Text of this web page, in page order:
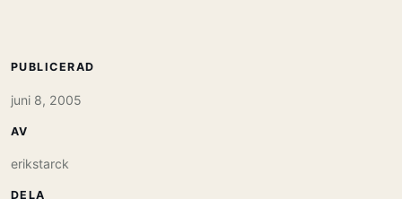
PUBLICERAD
juni 8, 2005
AV
erikstarck
DELA